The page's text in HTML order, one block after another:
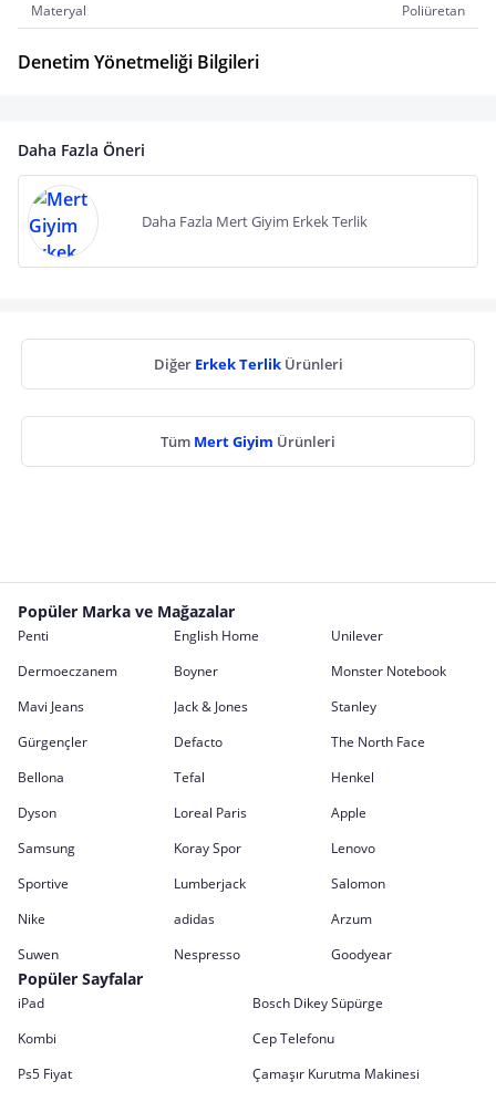
Materyal
Poliüretan
Denetim Yönetmeliği Bilgileri
Daha Fazla Öneri
Daha Fazla Mert Giyim Erkek Terlik
Diğer Erkek Terlik Ürünleri
Tüm Mert Giyim Ürünleri
Popüler Marka ve Mağazalar
Penti English Home
Unilever
Dermoeczanem
Boyner
Monster Notebook
Mavi Jeans
Jack & Jones
Stanley
Gürgençler
Defacto
The North Face
Bellona
Tefal
Henkel
Dyson
Loreal Paris
Apple
Samsung
Koray Spor
Lenovo
Sportive
Lumberjack
Salomon
Nike
adidas
Arzum
Suwen
Nespresso Goodyear
Popüler Sayfalar
iPad
Bosch Dikey Süpürge
Kombi
Cep Telefonu
Ps5 Fiyat
Çamaşır Kurutma Makinesi